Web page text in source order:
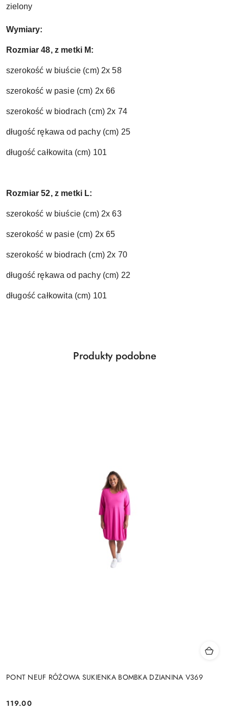
zielony
Wymiary:
Rozmiar 48, z metki M:
szerokość w biuście (cm) 2x 58
szerokość w pasie (cm) 2x 66
szerokość w biodrach (cm) 2x 74
długość rękawa od pachy (cm) 25
długość całkowita (cm) 101
Rozmiar 52, z metki L:
szerokość w biuście (cm) 2x 63
szerokość w pasie (cm) 2x 65
szerokość w biodrach (cm) 2x 70
długość rękawa od pachy (cm) 22
długość całkowita (cm) 101
Pomiń karuzelę produktów
Produkty
Produkty podobne
PONT NEUF RÓŻOWA SUKIENKA BOMBKA DZIANINA V369
Cena:
119.00